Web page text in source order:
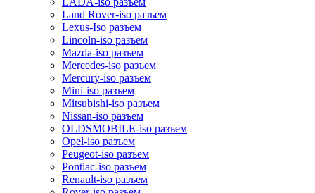
Land Rover-iso разъем
Lexus-Iso разъем
Lincoln-iso разъем
Mazda-iso разъем
Mercedes-iso разъем
Mercury-iso разъем
Mini-iso разъем
Mitsubishi-iso разъем
Nissan-iso разъем
OLDSMOBILE-iso разъем
Opel-iso разъем
Peugeot-iso разъем
Pontiac-iso разъем
Renault-iso разъем